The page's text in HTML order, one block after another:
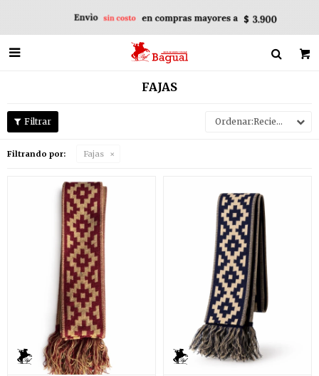

FAJAS
Recientes
Filtrando por: Fajas